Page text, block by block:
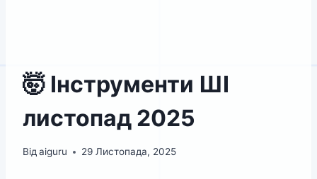
🤯 Інструменти ШІ
листопад 2025
Відaiguru 29 Листопада, 2025